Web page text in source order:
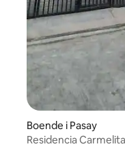
Boende i Pasay
Residencia